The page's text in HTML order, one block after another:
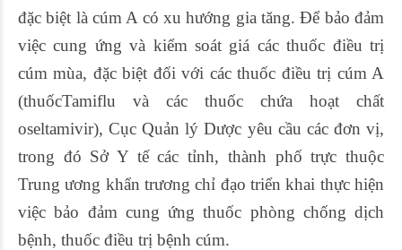
đặc biệt là cúm A có xu hướng gia tăng. Để bảo đảm
việc cung ứng và kiểm soát giá các thuốc điều trị
cúm mùa, đặc biệt đối với các thuốc điều trị cúm A
(thuốcTamiflu và các thuốc chứa hoạt chất
oseltamivir), Cục Quản lý Dược yêu cầu các đơn vị,
trong đó Sở Y tế các tỉnh, thành phố trực thuộc
Trung ương khẩn trương chỉ đạo triển khai thực hiện
việc bảo đảm cung ứng thuốc phòng chống dịch
bệnh, thuốc điều trị bệnh cúm.